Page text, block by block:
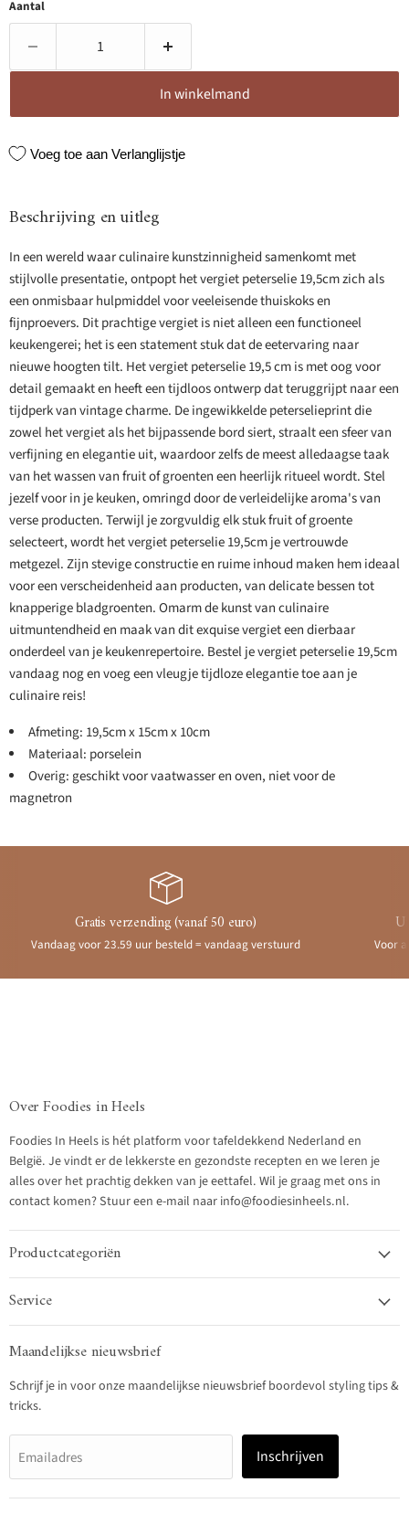
Aantal
In winkelmand
Voeg toe aan Verlanglijstje
Beschrijving en uitleg
In een wereld waar culinaire kunstzinnigheid samenkomt met
stijlvolle presentatie, ontpopt het vergiet peterselie 19,5cm zich als
een onmisbaar hulpmiddel voor veeleisende thuiskoks en
fijnproevers. Dit prachtige vergiet is niet alleen een functioneel
keukengerei; het is een statement stuk dat de eetervaring naar
nieuwe hoogten tilt. Het vergiet peterselie 19,5 cm is met oog voor
detail gemaakt en heeft een tijdloos ontwerp dat teruggrijpt naar een
tijdperk van vintage charme. De ingewikkelde peterselieprint die
zowel het vergiet als het bijpassende bord siert, straalt een sfeer van
verfijning en elegantie uit, waardoor zelfs de meest alledaagse taak
van het wassen van fruit of groenten een heerlijk ritueel wordt. Stel
jezelf voor in je keuken, omringd door de verleidelijke aroma's van
verse producten. Terwijl je zorgvuldig elk stuk fruit of groente
selecteert, wordt het vergiet peterselie 19,5cm je vertrouwde
metgezel. Zijn stevige constructie en ruime inhoud maken hem ideaal
voor een verscheidenheid aan producten, van delicate bessen tot
knapperige bladgroenten. Omarm de kunst van culinaire
uitmuntendheid en maak van dit exquise vergiet een dierbaar
onderdeel van je keukenrepertoire. Bestel je vergiet peterselie 19,5cm
vandaag nog en voeg een vleugje tijdloze elegantie toe aan je
culinaire reis!
Afmeting: 19,5cm x 15cm x 10cm
Materiaal: porselein
Overig: geschikt voor vaatwasser en oven, niet voor de
magnetron
Gratis verzending (vanaf 50 euro)
Vandaag voor 23.59 uur besteld = vandaag verstuurd Voor
Over Foodies in Heels
Foodies In Heels is hét platform voor tafeldekkend Nederland en
België. Je vindt er de lekkerste en gezondste recepten en we leren je
alles over het prachtig dekken van je eettafel. Wil je graag met ons in
contact komen? Stuur een e-mail naar info@foodiesinheels.nl.
Productcategoriën
Service
Maandelijkse nieuwsbrief
Schrijf je in voor onze maandelijkse nieuwsbrief boordevol styling tips &
tricks.
Emailadres Inschrijven